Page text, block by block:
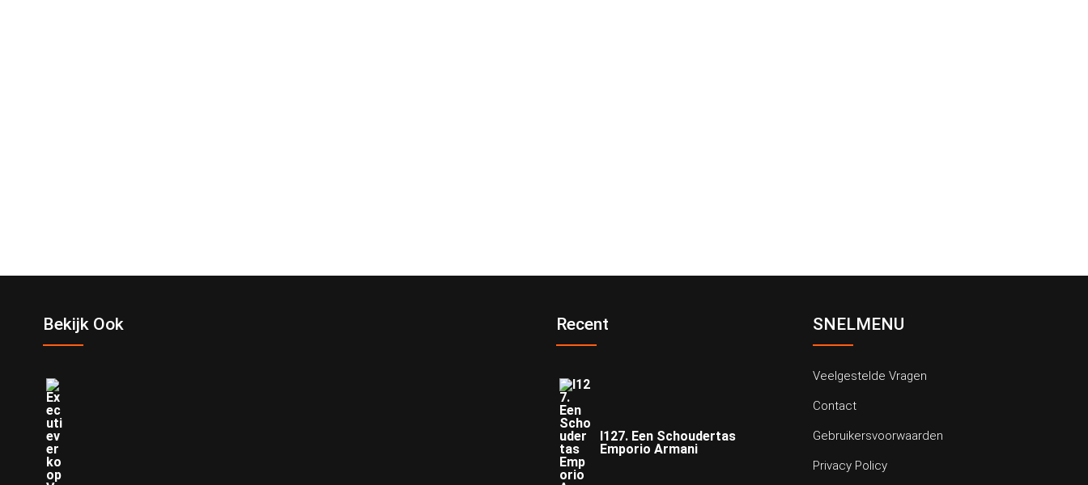
Bekijk Ook Recent
I127. Een Schoudertas
Emporio Armani
SNELMENU
Veelgestelde Vragen
Contact
Gebruikersvoorwaarden
Privacy Policy